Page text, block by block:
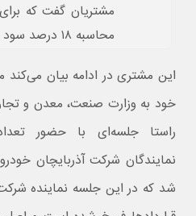
مشتریان گفت که
محاسبه ۱۸ درصد سود به شرکت مراجعه کنیم.
این مشتری در ادامه بیان
خود به وزارت صنعت، معدن و
راستا جلسه‌ای با حضور
نمایندگان شرکت آذربایچان
شد که در این جلسه نماینده